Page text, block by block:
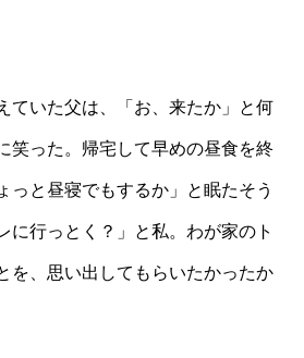
ていた父は、「お、来たか」と何
笑った。帰宅して早めの昼食を終
っと昼寝でもするか」と眠たそう
に行っとく？」と私。わが家のト
を、思い出してもらいたかったか